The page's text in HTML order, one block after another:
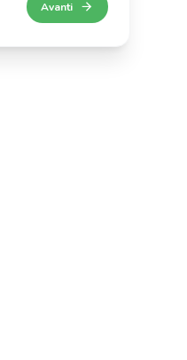
Avanti